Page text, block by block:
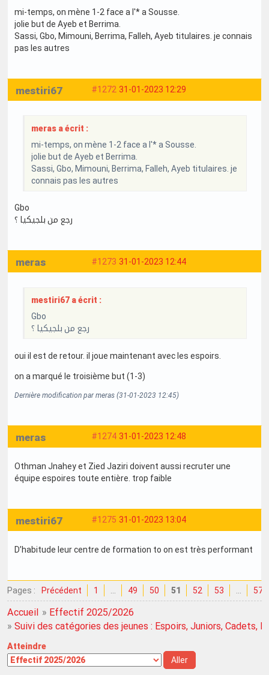
mi-temps, on mène 1-2 face a l'* a Sousse.
jolie but de Ayeb et Berrima.
Sassi, Gbo, Mimouni, Berrima, Falleh, Ayeb titulaires. je connais
pas les autres
#1272 31-01-2023 12:29
mestiri67
meras a écrit :
mi-temps, on mène 1-2 face a l'* a Sousse.
jolie but de Ayeb et Berrima.
Sassi, Gbo, Mimouni, Berrima, Falleh, Ayeb titulaires. je
connais pas les autres
Gbo
رجع من بلجيكيا ؟
#1273 31-01-2023 12:44
meras
mestiri67 a écrit :
Gbo
رجع من بلجيكيا ؟
oui il est de retour. il joue maintenant avec les espoirs.
on a marqué le troisième but (1-3)
Dernière modification par meras (31-01-2023 12:45)
#1274 31-01-2023 12:48
meras
Othman Jnahey et Zied Jaziri doivent aussi recruter une
équipe espoires toute entière. trop faible
#1275 31-01-2023 13:04
mestiri67
D’habitude leur centre de formation to on est très performant
Pages : Précédent 1 49 50 51 52 53 57
Accueil » Effectif 2025/2026
» Suivi des catégories des jeunes : Espoirs, Juniors, Cadets,
Atteindre